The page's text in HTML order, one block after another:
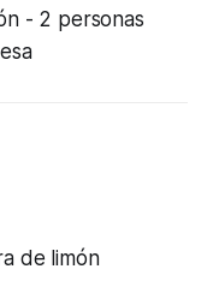
- 2 personas
de limón